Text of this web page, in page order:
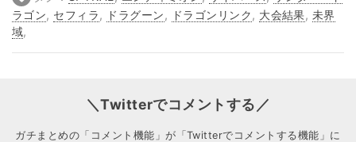
ラゴン, セフィラ , ドラグーン , ドラゴンリンク , 大会結果 , 未界
域,
＼Twitterでコメントする／
ガチまとめの「コメント機能」が「Twitterでコメントする機能」に